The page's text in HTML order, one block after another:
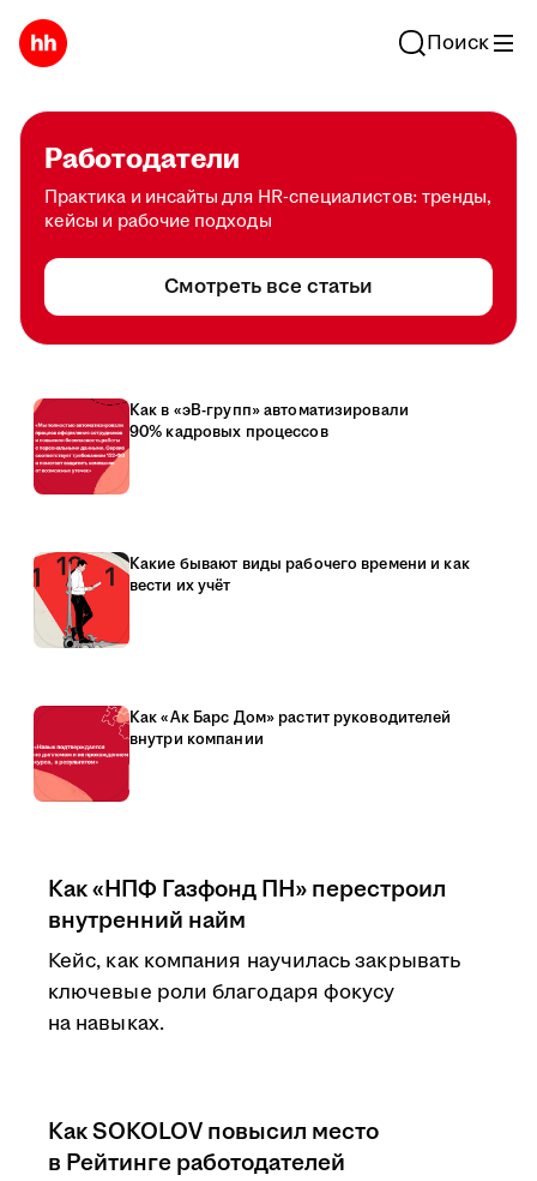
Поиск
Работодатели
Практика и инсайты для HR-специалистов: тренды,
кейсы и рабочие подходы
Смотреть все статьи
Как в «эВ-групп» автоматизировали
90% кадровых процессов
Какие бывают виды рабочего времени и как
вести их учёт
Как «Ак Барс Дом» растит руководителей
внутри компании
Как «НПФ Газфонд ПН» перестроил
внутренний найм
Кейс, как компания научилась закрывать
ключевые роли благодаря фокусу
на навыках.
Как SOKOLOV повысил место
в Рейтинге работодателей